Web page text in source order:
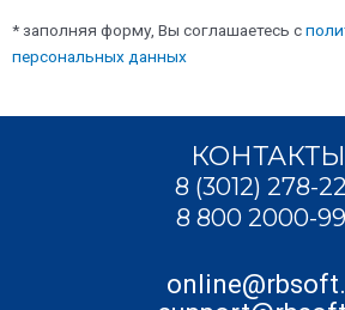
* заполняя форму, Вы соглашаетесь с
персональных данных
КОНТАКТЫ
8 (3012) 278-
8 800 2000-